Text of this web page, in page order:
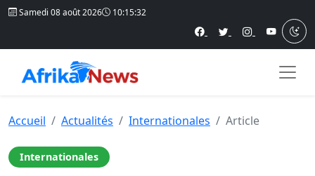
Samedi 08 août 2026 10:15:33
Accueil Actualités Internationales Article
Internationales